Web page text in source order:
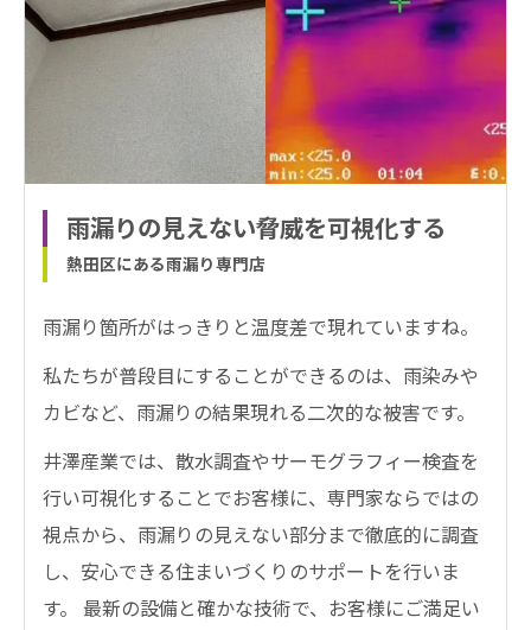
雨漏りの見えない脅威を可視化する
熱田区にある雨漏り専門店
雨漏り箇所がはっきりと温度差で現れていますね。
私たちが普段目にすることができるのは、雨染みや
カビなど、雨漏りの結果現れる二次的な被害です。
井澤産業では、散水調査やサーモグラフィー検査を
行い可視化することでお客様に、専門家ならではの
視点から、雨漏りの見えない部分まで徹底的に調査
し、安心できる住まいづくりのサポートを行いま
す。 最新の設備と確かな技術で、お客様にご満足い